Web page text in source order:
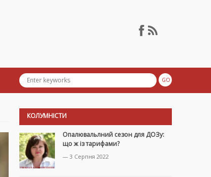
КОЛУМНІСТИ
Опалювальлний сезон для ДОЗу:
що ж із тарифами?
— 3 Серпня 2022